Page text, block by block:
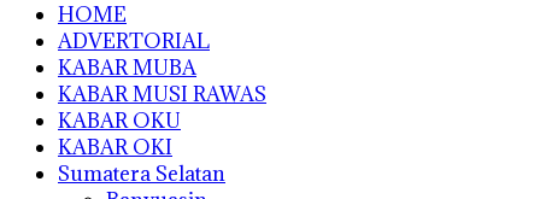
HOME
ADVERTORIAL
KABAR MUBA
KABAR MUSI RAWAS
KABAR OKU
KABAR OKI
Sumatera Selatan